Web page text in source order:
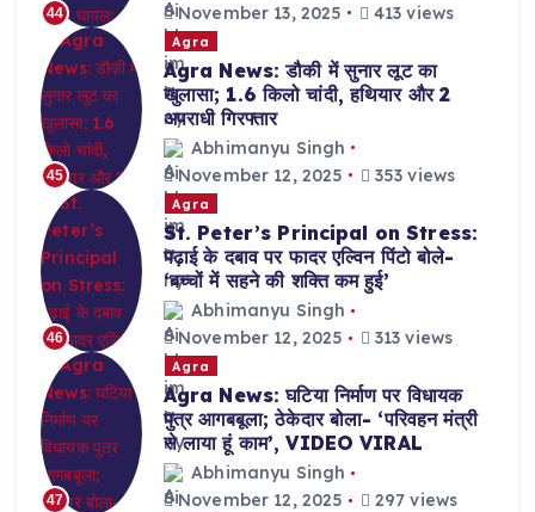
44
November 13, 2025
413 views
45
Agra
Agra News: डौकी में सुनार लूट का
खुलासा; 1.6 किलो चांदी, हथियार और 2
अपराधी गिरफ्तार
Abhimanyu Singh
November 12, 2025
353 views
46
Agra
St. Peter’s Principal on Stress:
पढ़ाई के दबाव पर फादर एल्विन पिंटो बोले-
‘बच्चों में सहने की शक्ति कम हुई’
Abhimanyu Singh
November 12, 2025
313 views
47
Agra
Agra News: घटिया निर्माण पर विधायक
पुत्र आगबबूला; ठेकेदार बोला- ‘परिवहन मंत्री
से लाया हूं काम’, VIDEO VIRAL
Abhimanyu Singh
November 12, 2025
297 views